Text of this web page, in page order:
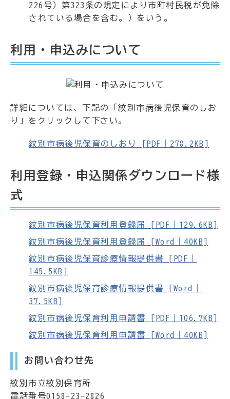
226号）第323条の規定により市町村民税が免除
されている場合を含む。）をいう。
利用・申込みについて
詳細については、下記の「紋別市病後児保育のしお
り」をクリックして下さい。
紋別市病後児保育のしおり [PDF｜278.2KB]
利用登録・申込関係ダウンロード様
式
紋別市病後児保育利用登録届 [PDF｜129.6KB]
紋別市病後児保育利用登録届 [Word｜40KB]
紋別市病後児保育診療情報提供書 [PDF｜
145.5KB]
紋別市病後児保育診療情報提供書 [Word｜
37.5KB]
紋別市病後児保育利用申請書 [PDF｜106.7KB]
紋別市病後児保育利用申請書 [Word｜40KB]
お問い合わせ先
紋別市立紋別保育所
電話番号0158-23-2826